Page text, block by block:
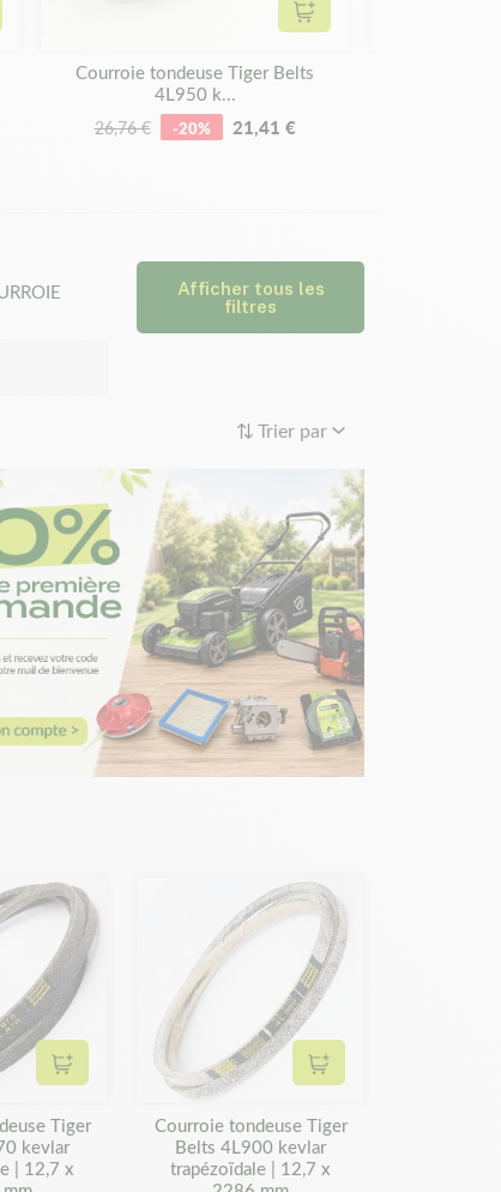
au panier Ajouter au panier
Courroie tondeuse Tiger Belts
4L950 k...
26,76 € -20% 21,41 €
Afficher tous les
filtres
Trier par
Ajouter au panier
Tiger
kevlar
| 12,7 x
Ajouter au panier
Courroie tondeuse Tiger
Belts 4L900 kevlar
trapézoïdale | 12,7 x